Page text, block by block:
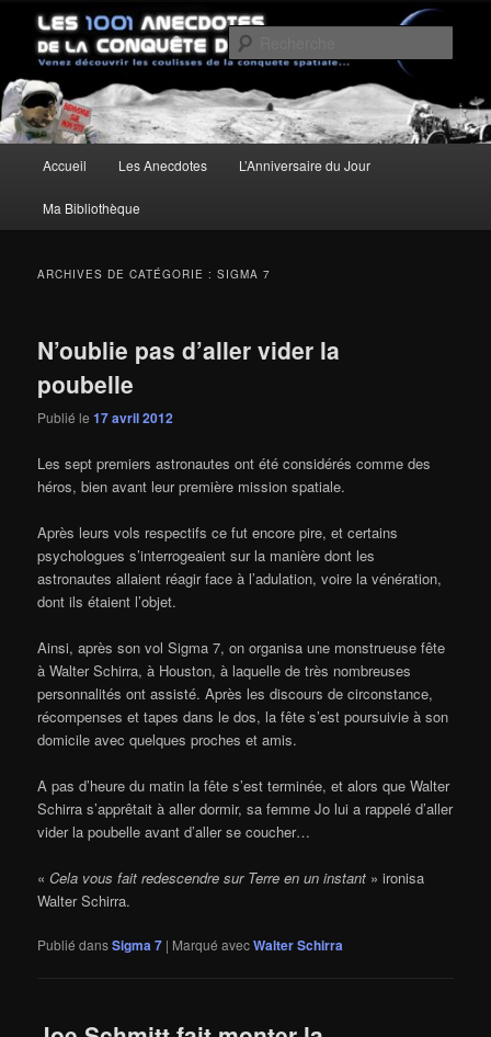
contenu
principal
contenu
secondaireLes anecdotes de la Conquête de
l'Espace
Un site pour découvrir les coulisses de la conquête spatiale
principal
Accueil Les Anecdotes L’Anniversaire du Jour
Ma Bibliothèque
ARCHIVES DE CATÉGORIE :SIGMA 7
N’oublie pas d’aller vider la
poubelle
Publié le17 avril 2012
Les sept premiers astronautes ont été considérés comme des
héros, bien avant leur première mission spatiale.
Après leurs vols respectifs ce fut encore pire, et certains
psychologues s’interrogeaient sur la manière dont les
astronautes allaient réagir face à l’adulation, voire la vénération,
dont ils étaient l’objet.
Ainsi, après son vol Sigma 7, on organisa une monstrueuse fête
à Walter Schirra, à Houston, à laquelle de très nombreuses
personnalités ont assisté. Après les discours de circonstance,
récompenses et tapes dans le dos, la fête s’est poursuivie à son
domicile avec quelques proches et amis.
A pas d’heure du matin la fête s’est terminée, et alors que Walter
Schirra s’apprêtait à aller dormir, sa femme Jo lui a rappelé d’aller
vider la poubelle avant d’aller se coucher…
«Cela vous fait redescendre sur Terre en un instant » ironisa
Walter Schirra.
Publié dansSigma 7 | Marqué avecWalter Schirra